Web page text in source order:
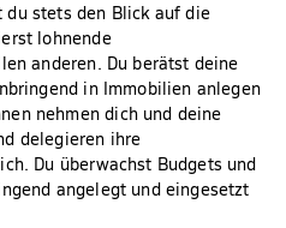
stets den Blick auf die
lohnende
anderen. Du berätst deine
in Immobilien anlegen
nehmen dich und deine
delegieren ihre
Du überwachst Budgets und
angelegt und eingesetzt